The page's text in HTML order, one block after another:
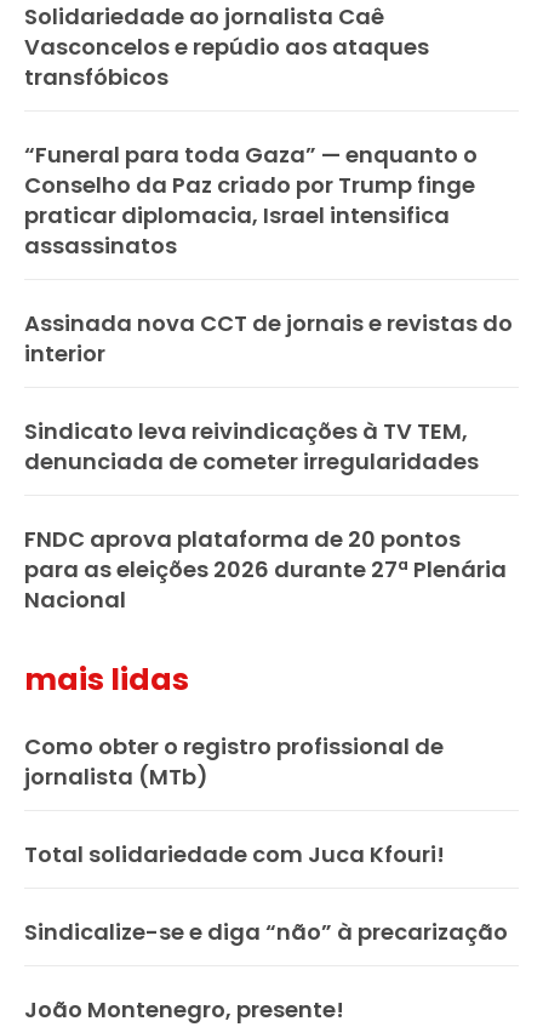
Solidariedade ao jornalista Caê
Vasconcelos e repúdio aos ataques
transfóbicos
“Funeral para toda Gaza” — enquanto o
Conselho da Paz criado por Trump finge
praticar diplomacia, Israel intensifica
assassinatos
Assinada nova CCT de jornais e revistas do
interior
Sindicato leva reivindicações à TV TEM,
denunciada de cometer irregularidades
FNDC aprova plataforma de 20 pontos
para as eleições 2026 durante 27ª Plenária
Nacional
mais lidas
Como obter o registro profissional de
jornalista (MTb)
Total solidariedade com Juca Kfouri!
Sindicalize-se e diga “não” à precarização
João Montenegro, presente!